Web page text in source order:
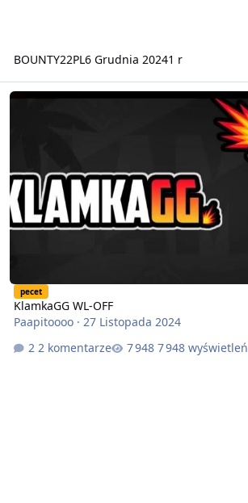
BOUNTY22PL6 Grudnia 20241 r
KlamkaGG WL-OFF
pecet
KlamkaGG WL-OFF
Paapitoooo· 27 Listopada 2024
2 komentarze
7 948 wyświetleń